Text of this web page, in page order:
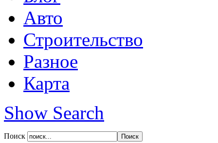
Авто
Строительство
Разное
Карта
Show Search
Поиск